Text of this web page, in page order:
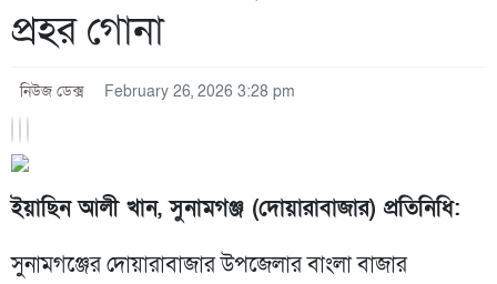
প্রহর গোনা
নিউজ ডেক্স February 26, 2026 3:28 pm
ইয়াছিন আলী খান, সুনামগঞ্জ (দোয়ারাবাজার) প্রতিনিধি:
সুনামগঞ্জের দোয়ারাবাজার উপজেলার বাংলা বাজার